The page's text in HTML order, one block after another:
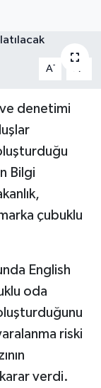
A-
denetimi
Bilgi
çubuklu
English
oda
riski
karar verdi.